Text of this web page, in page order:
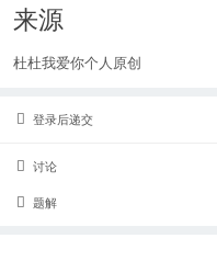
来源
杜杜我爱你个人原创
登录后递交
讨论
题解